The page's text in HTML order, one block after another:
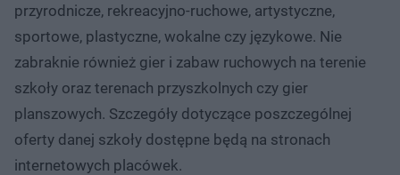
przyrodnicze, rekreacyjno-ruchowe, artystyczne,
sportowe, plastyczne, wokalne czy językowe. Nie
zabraknie również gier i zabaw ruchowych na terenie
szkoły oraz terenach przyszkolnych czy gier
planszowych. Szczegóły dotyczące poszczególnej
oferty danej szkoły dostępne będą na stronach
internetowych placówek.